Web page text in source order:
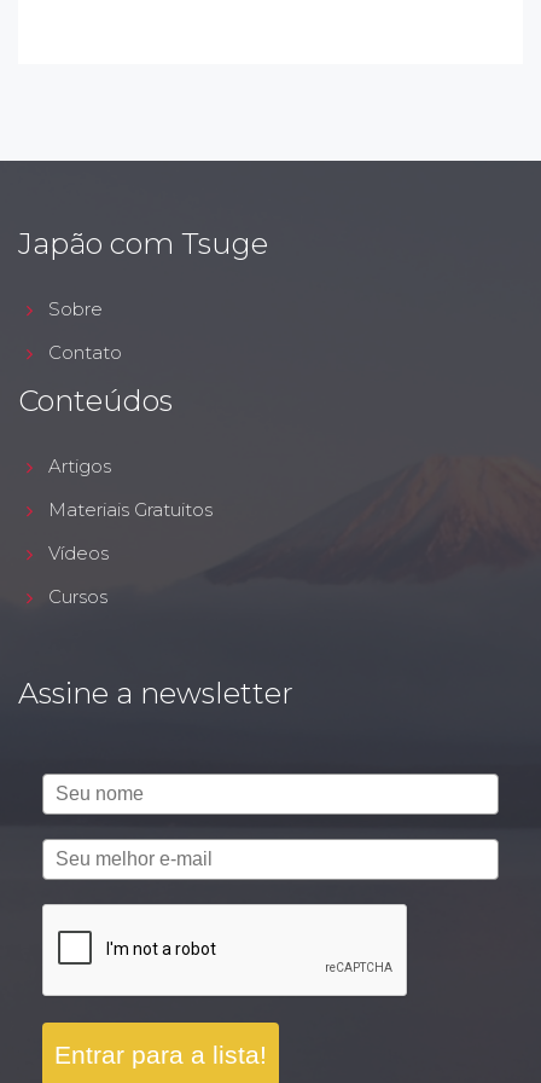
Japão com Tsuge
Sobre
Contato
Conteúdos
Artigos
Materiais Gratuitos
Vídeos
Cursos
Assine a newsletter
Entrar para a lista!